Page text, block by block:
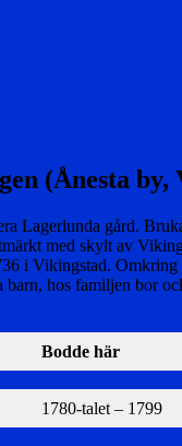
(Ånesta by,
Lagerlunda gård.
med skylt av
i Vikingstad.
hos familjen bor
Bodde här
1780-talet – 1799